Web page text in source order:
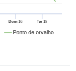
Ponto de orvalho
Dom16 Ter 18